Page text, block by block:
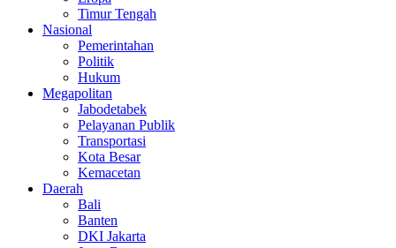
Timur Tengah
Nasional
Pemerintahan
Politik
Hukum
Megapolitan
Jabodetabek
Pelayanan Publik
Transportasi
Kota Besar
Kemacetan
Daerah
Bali
Banten
DKI Jakarta